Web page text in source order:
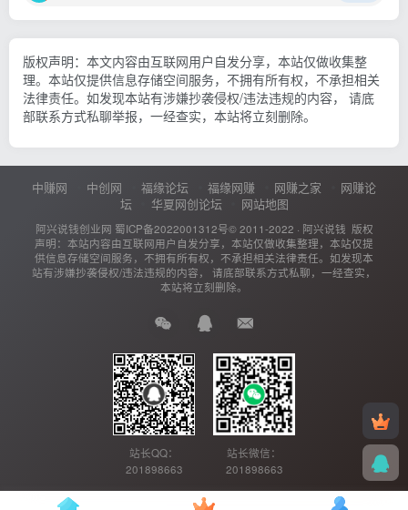
版权声明：本文内容由互联网用户自发分享，本站仅做收集整
理。本站仅提供信息存储空间服务，不拥有所有权，不承担相关
法律责任。如发现本站有涉嫌抄袭侵权/违法违规的内容， 请底
部联系方式私聊举报，一经查实，本站将立刻删除。
中赚网 中创网 福缘论坛 福缘网赚 网赚之家
网赚论
坛
华夏网创论坛 网站地图
阿兴说钱创业网 蜀ICP备2022001312号© 2011-2022 · 阿兴说钱 版权
声明：本站内容由互联网用户自发分享，本站仅做收集整理，本站仅提
供信息存储空间服务，不拥有所有权，不承担相关法律责任。如发现本
站有涉嫌抄袭侵权/违法违规的内容， 请底部联系方式私聊，一经查实，
本站将立刻删除。
站长QQ：
201898663
站长微信：
201898663